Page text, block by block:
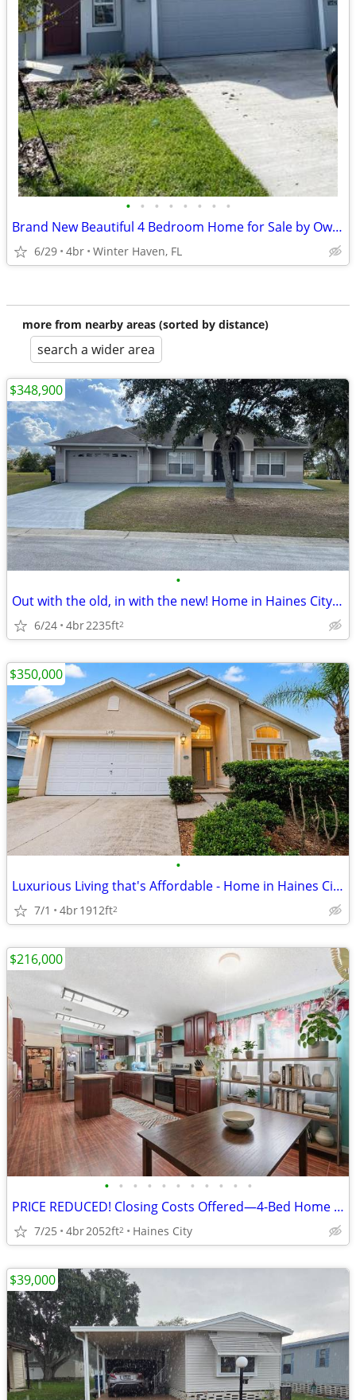
• • • • • • • •
Brand New Beautiful 4 Bedroom Home for Sale by Owner
6/29 4br Winter Haven, FL
more from nearby areas (sorted by distance)
search a wider area
•
Out with the old, in with the new! Home in Haines City. 4 Beds, 2 Baths
6/24 4br2235ft2
$348,900
•
Luxurious Living that's Affordable - Home in Haines City. 4 Beds, 2 Baths
7/1 4br1912ft2
$350,000
• • • • • • • • • • •
PRICE REDUCED! Closing Costs Offered—4-Bed Home on Nearly 1 Acre
7/25 4br2052ft2 Haines City
$216,000
$39,000